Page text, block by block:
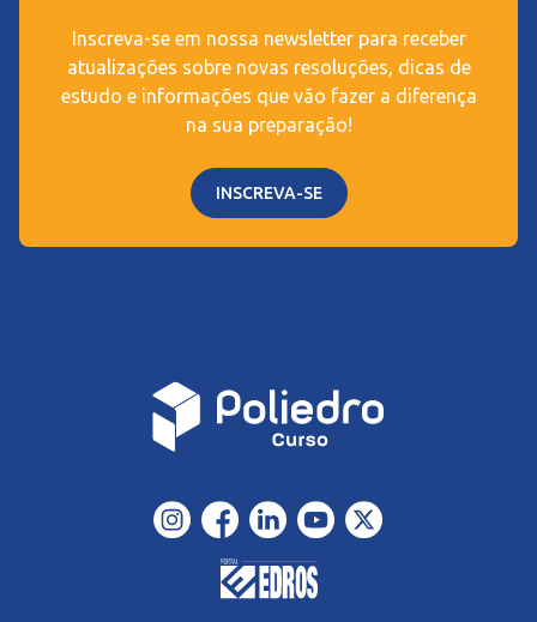
Inscreva-se em nossa newsletter para receber
atualizações sobre novas resoluções, dicas de
estudo e informações que vão fazer a diferença
na sua preparação!
INSCREVA-SE